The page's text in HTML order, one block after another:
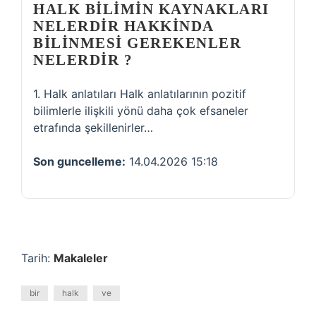
HALK BILIMIN KAYNAKLARI
NELERDIR HAKKINDA
BILINMESI GEREKENLER
NELERDIR ?
1. Halk anlatıları Halk anlatılarının pozitif
bilimlerle ilişkili yönü daha çok efsaneler
etrafında şekillenirler…
Son guncelleme: 14.04.2026 15:18
Tarih: Makaleler
bir halk ve